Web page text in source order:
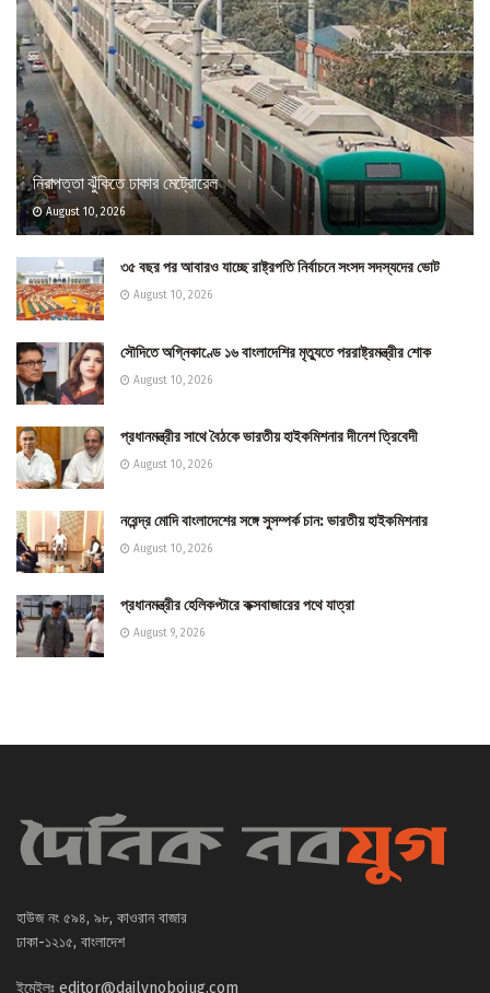
নিরাপত্তা ঝুঁকিতে ঢাকার মেট্রোরেল
August 10, 2026
৩৫ বছর পর আবারও যাচ্ছে রাষ্ট্রপতি নির্বাচনে সংসদ সদস্যদের ভোট
August 10, 2026
সৌদিতে অগ্নিকাণ্ডে ১৬ বাংলাদেশির মৃত্যুতে পররাষ্ট্রমন্ত্রীর শোক
August 10, 2026
প্রধানমন্ত্রীর সাথে বৈঠকে ভারতীয় হাইকমিশনার দীনেশ ত্রিবেদী
August 10, 2026
নরেন্দ্র মোদি বাংলাদেশের সঙ্গে সুসম্পর্ক চান: ভারতীয় হাইকমিশনার
August 10, 2026
প্রধানমন্ত্রীর হেলিকপ্টারে কক্সবাজারের পথে যাত্রা
August 9, 2026
হাউজ নং ৫৯৪, ৯৮, কাওরান বাজার
ঢাকা-১২১৫, বাংলাদেশ
ইমেইলঃ editor@dailynobojug.com